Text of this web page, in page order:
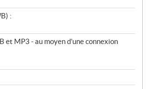
:
et MP3 - au moyen d’une connexion